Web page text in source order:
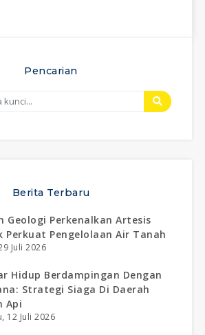
Pencarian
Berita Terbaru
Geologi Perkenalkan Artesis
Perkuat Pengelolaan Air Tanah
Juli 2026
Hidup Berdampingan Dengan
Strategi Siaga Di Daerah
Api
12 Juli 2026